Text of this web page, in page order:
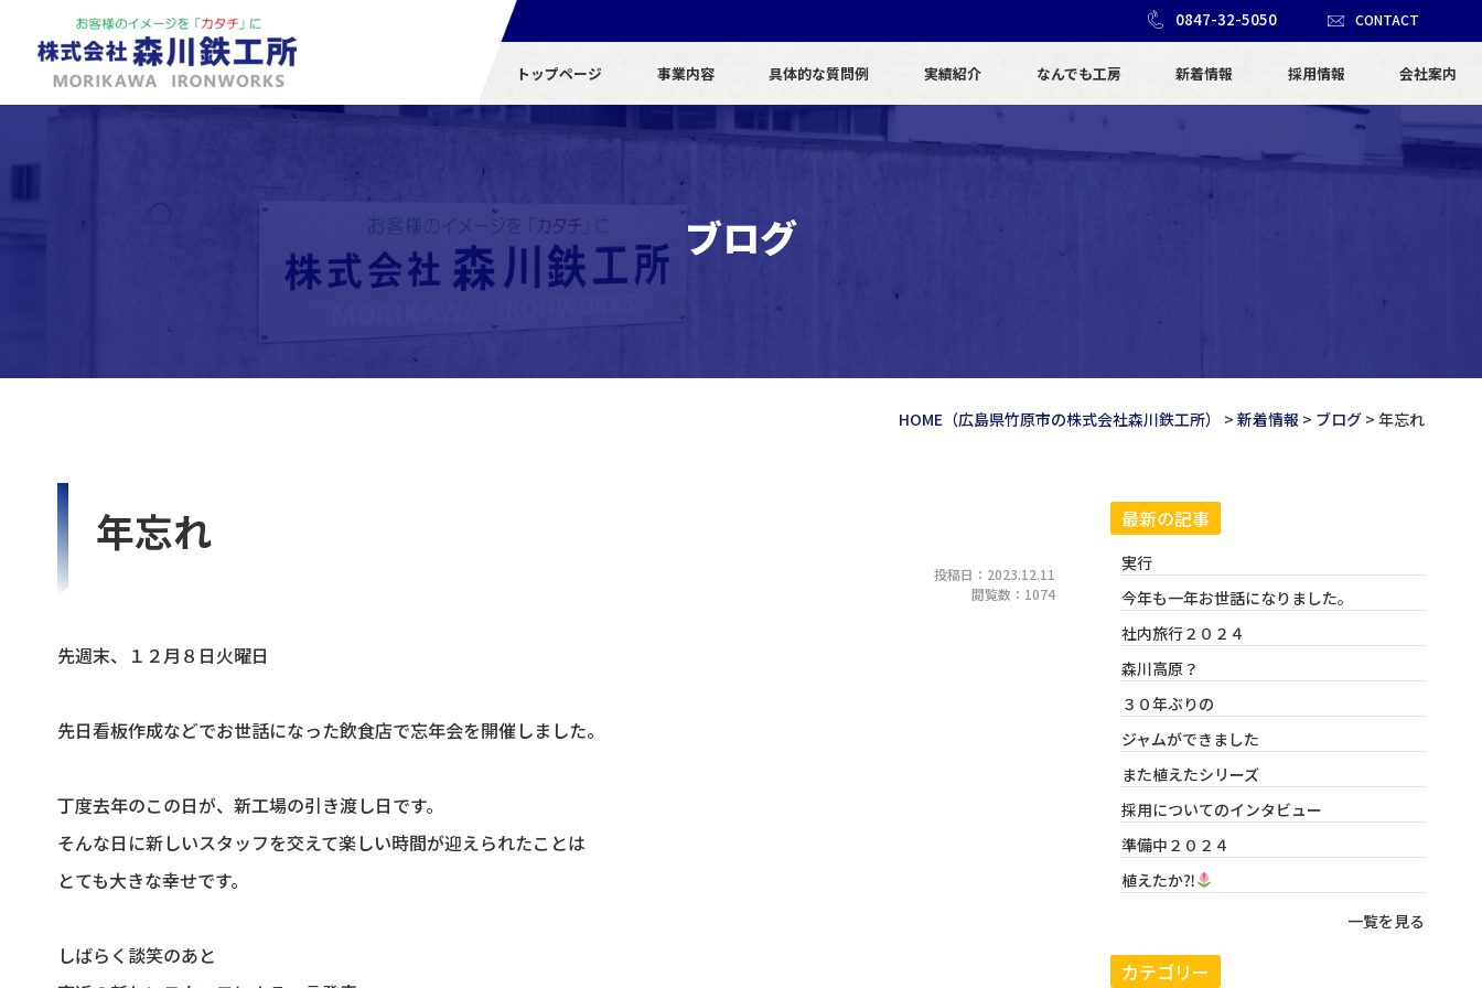
0847-32-5050 CONTACT
トップページ 事業内容 具体的な質問例 実績紹介 なんでも工房 新着情報 採用情報 会社案内
ブログ
HOME （広島県竹原市の株式会社森川鉄工所） > 新着情報 > ブログ > 年忘れ
年忘れ
投稿日：2023.12.11
閲覧数：1074
先週末、１２月８日火曜日
先日看板作成などでお世話になった飲食店で忘年会を開催しました。
丁度去年のこの日が、新工場の引き渡し日です。
そんな日に新しいスタッフを交えて楽しい時間が迎えられたことは
とても大きな幸せです。
しばらく談笑のあと
最新の記事
実行
今年も一年お世話になりました。
社内旅行２０２４
森川高原？
３０年ぶりの
ジャムができました
また植えたシリーズ
採用についてのインタビュー
準備中２０２４
植えたか⁈
一覧を見る
カテゴリー